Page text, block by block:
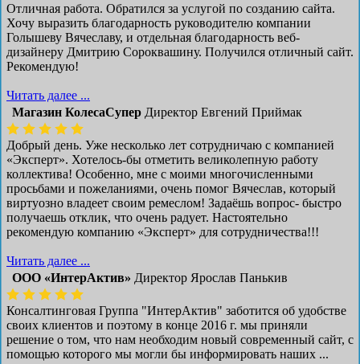
Отличная работа. Обратился за услугой по созданию сайта.
Хочу выразить благодарность руководителю компании
Голышеву Вячеславу, и отдельная благодарность веб-
дизайнеру Дмитрию Сороквашину. Получился отличный сайт.
Рекомендую!
Читать далее ...
Магазин КолесаСупер Директор ​Евгений Приймак
Добрый день. Уже несколько лет сотрудничаю с компанией
«Эксперт». Хотелось-бы отметить великолепную работу
коллектива! Особенно, мне с моими многочисленными
просьбами и пожеланиями, очень помог Вячеслав, который
виртуозно владеет своим ремеслом! Задаёшь вопрос- быстро
получаешь отклик, что очень радует. Настоятельно
рекомендую компанию «Эксперт» для сотрудничества!!!
Читать далее ...
ООО «ИнтерАктив» Директор Ярослав Панькив
Консалтинговая Группа "ИнтерАктив" заботится об удобстве
своих клиентов и поэтому в конце 2016 г. мы приняли
решение о том, что нам необходим новый современный сайт, с
помощью которого мы могли бы информировать наших ...